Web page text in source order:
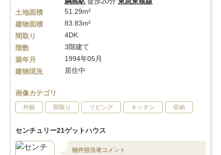
土地面積
51.29m²
建物面積
83.83m²
間取り
4DK
階数
3階建て
築年月
1994年05月
建物現況
居住中
画像カテゴリ
外観 間取り リビング キッチン 収納
センチュリー21ゲットハウス
物件担当者コメント